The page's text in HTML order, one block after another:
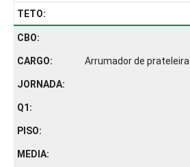
Arrumador de